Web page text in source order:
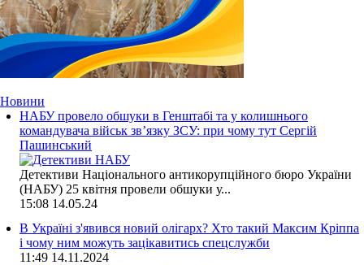
Новини
НАБУ провело обшуки в Генштабі та у колишнього
командувача військ зв’язку ЗСУ: при чому тут Сергій
Пашинський
Детективи Національного антикорупційного бюро України
(НАБУ) 25 квітня провели обшуки у...
15:08 14.05.24
В Україні з'явився новий олігарх? Хто такий Максим Кріппа
і чому ним можуть зацікавитись спецслужби
11:49 14.11.2024